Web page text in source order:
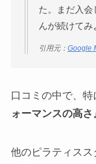
た。まだ入
んが続けてみ
引用元： Google
口コミの中で、
ォーマンスの高さ
他のピラティスス